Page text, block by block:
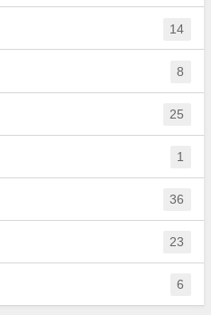
14
8
25
1
36
23
6